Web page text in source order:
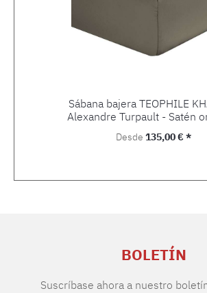
Sábana bajera TEOPHILE
Alexandre Turpault - Satén
Precio normal:
Desde 135,00 € *
BOLETÍN
Suscríbase ahora a nuestro